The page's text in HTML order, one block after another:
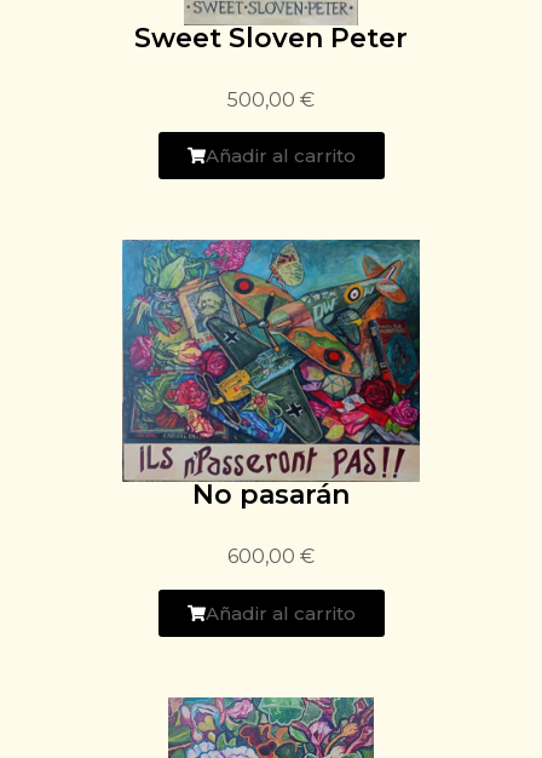
Sweet Sloven Peter
500,00 €
Añadir al carrito
No pasarán
600,00 €
Añadir al carrito